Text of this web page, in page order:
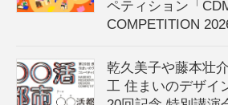
ペティション「
COMPETITION
乾久美子や藤本壮
工 住まいのデザイ